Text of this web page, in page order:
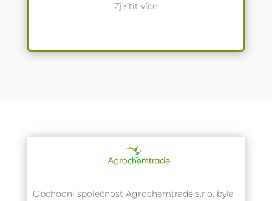
Zjistit více
Obchodní společnost Agrochemtrade s.r.o. byla